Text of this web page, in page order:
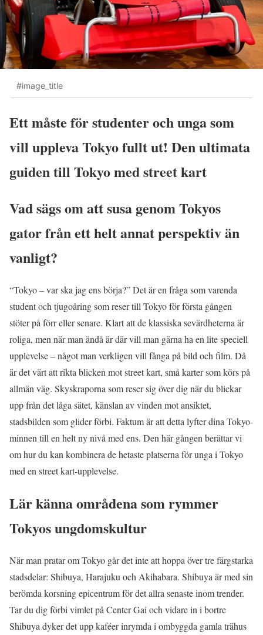
#image_title
Ett måste för studenter och unga som
vill uppleva Tokyo fullt ut! Den ultimata
guiden till Tokyo med street kart
Vad sägs om att susa genom Tokyos
gator från ett helt annat perspektiv än
vanligt?
“Tokyo – var ska jag ens börja?” Det är en fråga som varenda
student och tjugoåring som reser till Tokyo för första gången
stöter på förr eller senare. Klart att de klassiska sevärdheterna är
roliga, men när man ändå är där vill man gärna ha en lite speciell
upplevelse – något man verkligen vill fånga på bild och film. Då
är det värt att rikta blicken mot street kart, små karter som körs på
allmän väg. Skyskraporna som reser sig över dig när du blickar
upp från det låga sätet, känslan av vinden mot ansiktet,
stadsbilden som glider förbi. Faktum är att detta lyfter dina Tokyo-
minnen till en helt ny nivå med ens. Den här gången berättar vi
om hur du kan kombinera de hetaste platserna för unga i Tokyo
med en street kart-upplevelse.
Lär känna områdena som rymmer
Tokyos ungdomskultur
När man pratar om Tokyo går det inte att hoppa över tre färgstarka
stadsdelar: Shibuya, Harajuku och Akihabara. Shibuya är med sin
berömda korsning epicentrum för det allra senaste inom trender.
Tar du dig förbi vimlet på Center Gai och vidare in i bortre
Shibuya dyker det upp kaféer inrymda i ombyggda gamla trähus